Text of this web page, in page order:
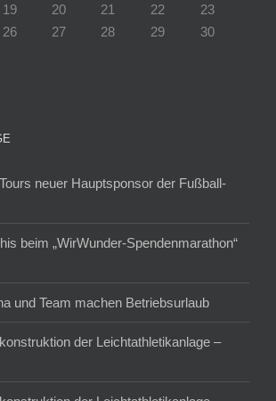
19 20 21 22
23
26 27 28 29
30
neuer Hauptsponsor der Fußball-
beim „WirWunder-Spendenmarathon“
und Team machen Betriebsurlaub
der Leichtathletikanlage –